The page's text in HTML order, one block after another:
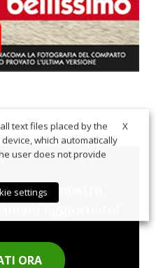
la nostra
aggiornato!
ORA
X
text files placed by the
which automatically
user does not provide
settings